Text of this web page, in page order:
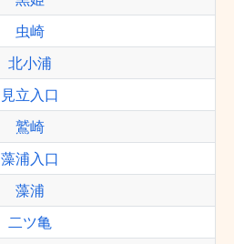
虫崎
北小浦
見立入口
鷲崎
藻浦入口
藻浦
二ツ亀